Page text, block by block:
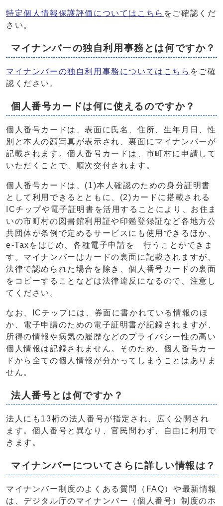
特定個人情報保護評価についてはこちら をご確認くだ
さい。
マイナンバーの独自利用事務とは何ですか？
マイナンバーの独自利用事務についてはこちら をご確
認ください。
個人番号カードは何に使えるのですか？
個人番号カードは、表面に氏名、住所、生年月日、性
別と本人の顔写真が表示され、裏面にマイナンバーが
記載されます。個人番号カードは、市町村に申請して
いただくことで、順次交付されます。
個人番号カードは、(1)本人確認のための身分証明書
として利用できるとともに、(2)カードに搭載される
ICチップや電子証明書を活用することにより、お住ま
いの市町村の図書館利用証や印鑑登録証など各地方公
共団体が条例で定めるサービスにも使用できるほか、
e-Taxをはじめ、各種電子申請を 行うことができま
す。マイナンバーはカードの裏面に記載されますが、
法律で認められた場合を除き、個人番号カードの裏面
をコピーすることなどは法律違反になるので、注意し
てください。
なお、ICチップには、券面に書かれている情報のほ
か、電子申請のための電子証明書が記録されますが、
所得の情報や病気の履歴などのプライバシー性の高い
個人情報は記録されません。そのため、個人番号カー
ドから全ての個人情報が分かってしまうことはありま
せん。
法人番号とは何ですか？
法人にも13桁の法人番号が指定され、広く公開され
ます。個人番号と異なり、官民問わず、自由に利用で
きます。
マイナンバーについてさらに詳しい情報は？
マイナンバー制度のよくある質問（FAQ）や最新情報
は、デジタル庁のマイナンバー（個人番号）制度のホ